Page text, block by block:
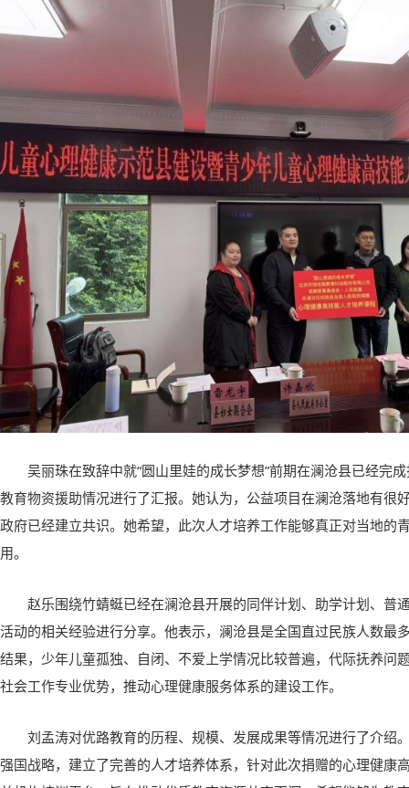
吴丽珠在致辞中就“圆山里娃的成长梦想”前期在澜沧县已经完
教育物资援助情况进行了汇报。她认为，公益项目在澜沧落地有很
政府已经建立共识。她希望，此次人才培养工作能够真正对当地的
用。
赵乐围绕竹蜻蜓已经在澜沧县开展的同伴计划、助学计划、普
活动的相关经验进行分享。他表示，澜沧县是全国直过民族人数最
结果，少年儿童孤独、自闭、不爱上学情况比较普遍，代际抚养问
社会工作专业优势，推动心理健康服务体系的建设工作。
刘孟涛对优路教育的历程、规模、发展成果等情况进行了介绍
强国战略，建立了完善的人才培养体系，针对此次捐赠的心理健康